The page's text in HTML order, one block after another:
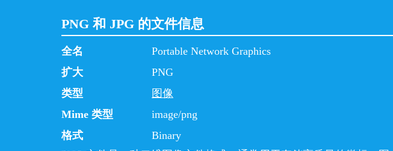
PNG 和 JPG 的文件信息
全名
Portable Network Graphics
扩大
PNG
类型
图像
Mime 类型
image/png
格式
Binary